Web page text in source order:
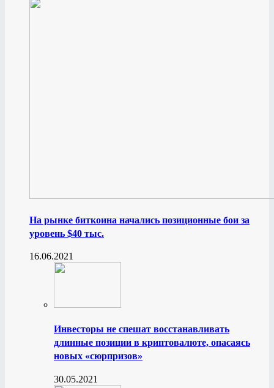
На рынке биткоина начались позиционные бои за
уровень $40 тыс.
16.06.2021
Инвесторы не спешат восстанавливать
длинные позиции в криптовалюте, опасаясь
новых «сюрпризов»
30.05.2021